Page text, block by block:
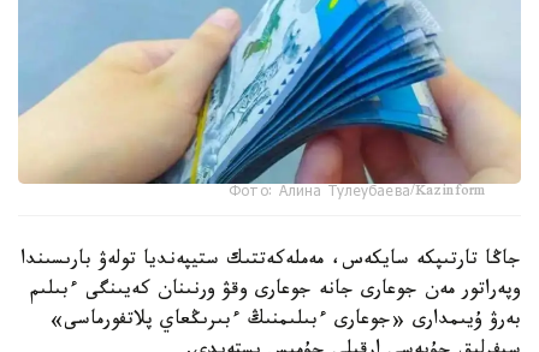
Фото: Алина Тулеубаева/Kazinform
جاڭا تارتىپكە سايكەس، مەملەكەتتىك ستيپەنديا تولەۋ بارىسىندا
وپەراتور مەن جوعارى جانە جوعارى وقۋ ورنىنان كەيىنگى ءبىلىم
بەرۋ ۇيىمدارى «جوعارى ءبىلىمنىڭ ءبىرىڭعاي پلاتفورماسى»